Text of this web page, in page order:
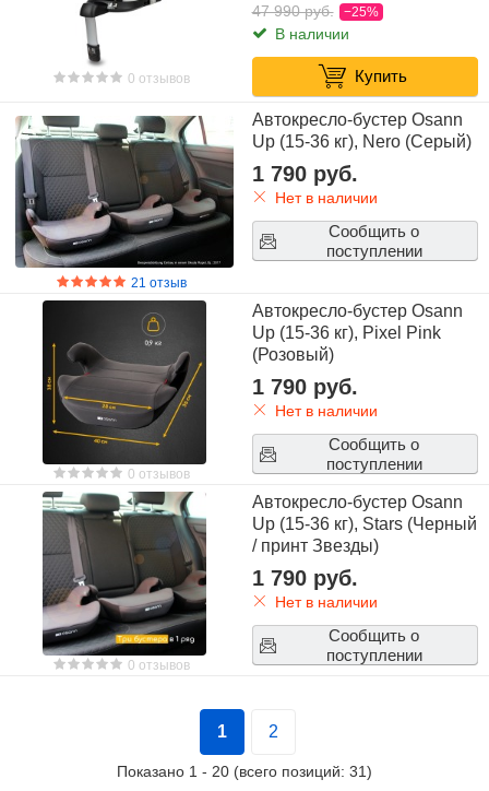
0 отзывов
47 990 руб. −25%
В наличии
Купить
21 отзыв
Автокресло-бустер Osann
Up (15-36 кг), Nero (Серый)
1 790 руб.
Нет в наличии
Сообщить о
поступлении
0 отзывов
Автокресло-бустер Osann
Up (15-36 кг), Pixel Pink
(Розовый)
1 790 руб.
Нет в наличии
Сообщить о
поступлении
0 отзывов
Автокресло-бустер Osann
Up (15-36 кг), Stars (Черный
/ принт Звезды)
1 790 руб.
Нет в наличии
Сообщить о
поступлении
1 2
Показано 1 - 20 (всего позиций: 31)